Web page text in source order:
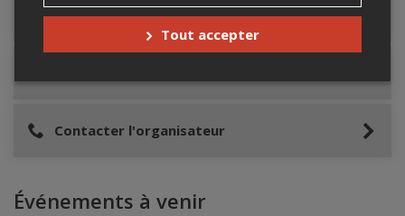
Détails de l'événement
Contacter l'organisateur
Événements à venir
Tout accepter